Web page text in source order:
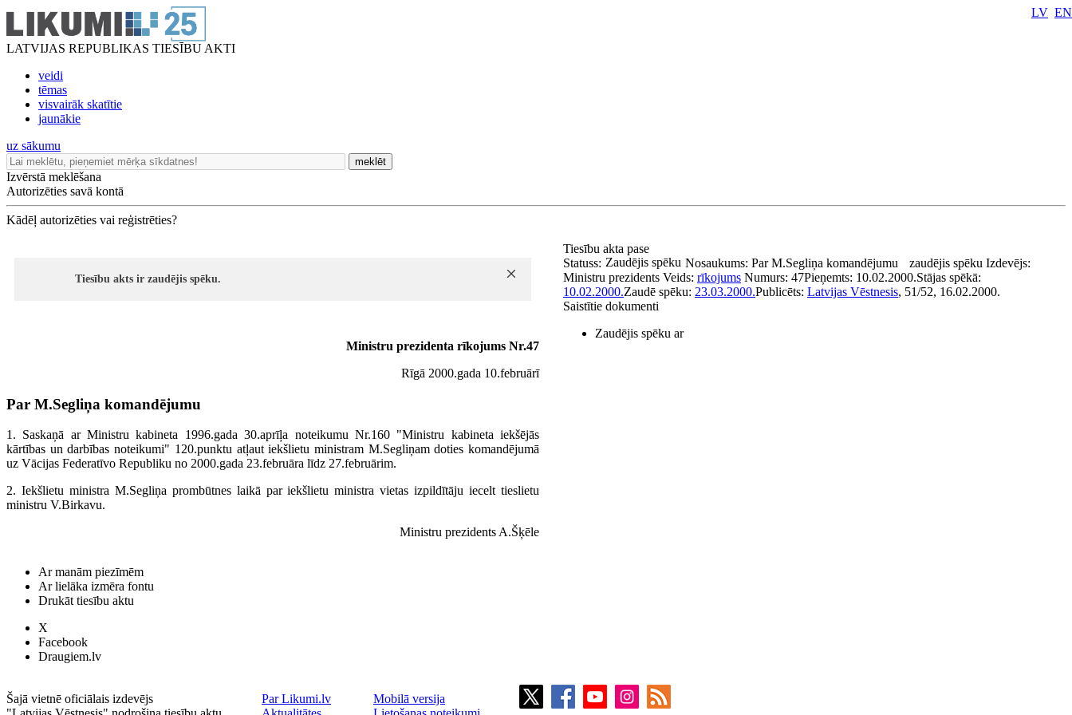
LATVIJAS REPUBLIKAS TIESĪBU AKTI
veidi
tēmas
visvairāk skatītie
jaunākie
LV EN
uz sākumu
meklēt
Izvērstā meklēšana
Autorizēties savā kontā
Kādēļ autorizēties vai reģistrēties?
Tiesību akts ir zaudējis spēku.
Ministru prezidenta rīkojums Nr.47
Rīgā 2000.gada 10.februārī
Par M.Segliņa komandējumu
1. Saskaņā ar Ministru kabineta 1996.gada 30.aprīļa noteikumu Nr.160 "Ministru kabineta iekšējās
kārtības un darbības noteikumi" 120.punktu atļaut iekšlietu ministram M.Segliņam doties komandējumā
uz Vācijas Federatīvo Republiku no 2000.gada 23.februāra līdz 27.februārim.
2. Iekšlietu ministra M.Segliņa prombūtnes laikā par iekšlietu ministra vietas izpildītāju iecelt tieslietu
ministru V.Birkavu.
Ministru prezidents A.Šķēle
Tiesību akta pase
Nosaukums: Par M.Segliņa komandējumu
Statuss: Zaudējis spēku zaudējis spēku Izdevējs:
Ministru prezidents Veids: rīkojums Numurs: 47Pieņemts: 10.02.2000.Stājas spēkā:
10.02.2000.Zaudē spēku: 23.03.2000.Publicēts: Latvijas Vēstnesis, 51/52, 16.02.2000.
Saistītie dokumenti
Zaudējis spēku ar
Ar manām piezīmēm
Ar lielāka izmēra fontu
Drukāt tiesību aktu
X
Facebook
Draugiem.lv
Šajā vietnē oficiālais izdevējs
Par Likumi.lv
Mobilā versija